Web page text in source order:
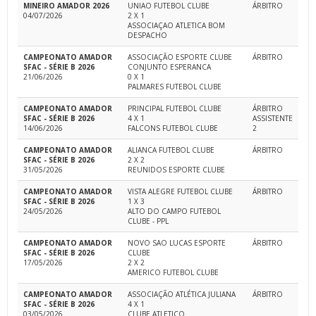
MINEIRO AMADOR 2026
04/07/2026
UNIAO FUTEBOL CLUBE
2 X 1
ASSOCIAÇAO ATLETICA BOM
DESPACHO
ÁRBITRO
CAMPEONATO AMADOR
SFAC - SÉRIE B 2026
21/06/2026
ASSOCIAÇÃO ESPORTE CLUBE
CONJUNTO ESPERANCA
0 X 1
PALMARES FUTEBOL CLUBE
ÁRBITRO
CAMPEONATO AMADOR
SFAC - SÉRIE B 2026
14/06/2026
PRINCIPAL FUTEBOL CLUBE
4 X 1
FALCONS FUTEBOL CLUBE
ÁRBITRO
ASSISTENTE
2
CAMPEONATO AMADOR
SFAC - SÉRIE B 2026
31/05/2026
ALIANCA FUTEBOL CLUBE
2 X 2
REUNIDOS ESPORTE CLUBE
ÁRBITRO
CAMPEONATO AMADOR
SFAC - SÉRIE B 2026
24/05/2026
VISTA ALEGRE FUTEBOL CLUBE
1 X 3
ALTO DO CAMPO FUTEBOL
CLUBE - PPL
ÁRBITRO
CAMPEONATO AMADOR
SFAC - SÉRIE B 2026
17/05/2026
NOVO SAO LUCAS ESPORTE
CLUBE
2 X 2
AMERICO FUTEBOL CLUBE
ÁRBITRO
CAMPEONATO AMADOR
SFAC - SÉRIE B 2026
03/05/2026
ASSOCIAÇÃO ATLÉTICA JULIANA
4 X 1
CLUBE ATLETICO
ÁRBITRO